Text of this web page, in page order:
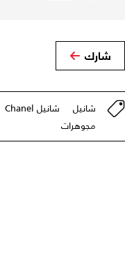
شارك
شانيل شانيل Chanel
مجوهرات